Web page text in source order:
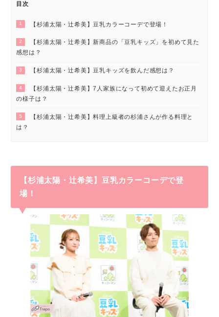
目次
1 【杉浦太陽・辻󠄀希美】豆乳カラーコーデで登場！
2
【杉浦太陽・辻󠄀希美】新商品の「豆乳キッズ」を初めて見た
感想は？
3 【杉浦太陽・辻󠄀希美】豆乳キッズを飲んだ感想は？
4
【杉浦太陽・辻󠄀希美】7人家族になって初めて迎えたお正月
の様子は？
5
【杉浦太陽・辻󠄀希美】料理上級者の杉浦さんが作る料理と
は？
【杉浦太陽・辻󠄀希美】豆乳カラーコーデで登
場！